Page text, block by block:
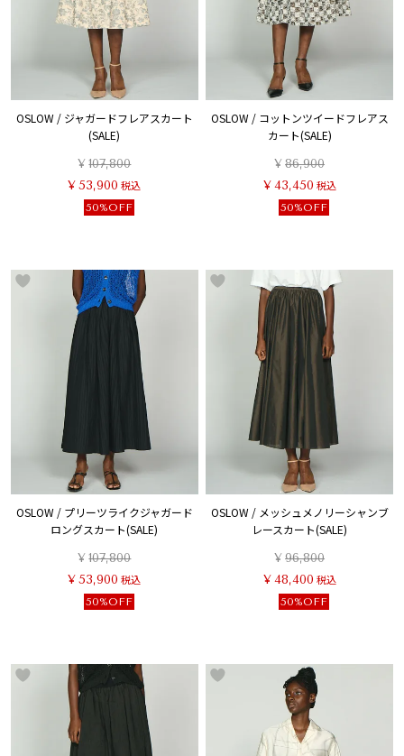
OSLOW / ジャガードフレアスカート
(SALE)
¥ 107,800
¥ 53,900 税込
50%OFF
OSLOW / コットンツイードフレアス
カート(SALE)
¥86,900
¥ 43,450 税込
50%OFF
OSLOW / プリーツライクジャガード
ロングスカート(SALE)
¥ 107,800
¥ 53,900 税込
50%OFF
OSLOW / メッシュメノリーシャンブ
レースカート(SALE)
¥96,800
¥ 48,400 税込
50%OFF